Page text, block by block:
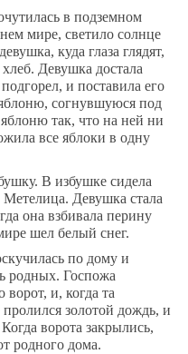
в подземном
мире, светило солнце
куда глаза глядят,
Девушка достала
и поставила его
согнувшуюся под
так, что на ней ни
все яблоки в одну
В избушке сидела
Метелица. Девушка стала
она взбивала перину
шел белый снег.
по дому и
родных. Госпожа
и, когда та
золотой дождь, и
ворота закрылись,
родного дома.